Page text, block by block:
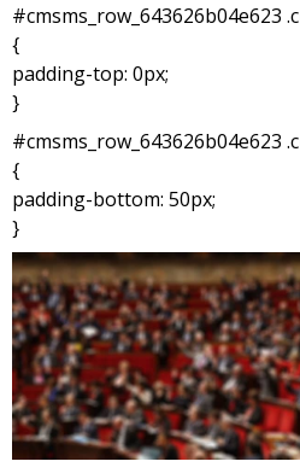
#cmsms_row_643626b04e623
{
padding-top: 0px;
}
#cmsms_row_643626b04e623
{
padding-bottom: 50px;
}